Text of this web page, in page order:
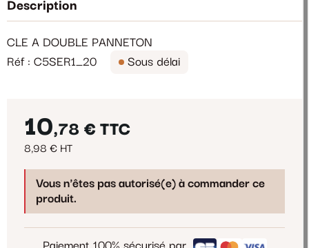
Description
CLE A DOUBLE PANNETON
Réf : C5SER1_20
Sous délai
10,78 € TTC
8,98 € HT
Vous n'êtes pas autorisé(e) à commander ce
produit.